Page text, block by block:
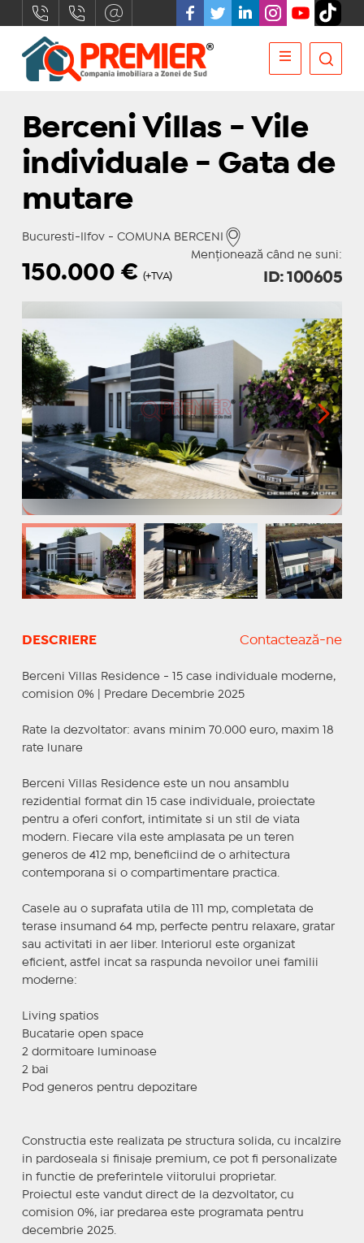
Berceni Villas - Vile
individuale - Gata de
mutare
Bucuresti-Ilfov - COMUNA BERCENI
Menționează când ne suni:
150.000 € (+TVA) ID: 100605
DESCRIERE Contactează-ne
Berceni Villas Residence - 15 case individuale moderne,
comision 0% | Predare Decembrie 2025
Rate la dezvoltator: avans minim 70.000 euro, maxim 18
rate lunare
Berceni Villas Residence este un nou ansamblu
rezidential format din 15 case individuale, proiectate
pentru a oferi confort, intimitate si un stil de viata
modern. Fiecare vila este amplasata pe un teren
generos de 412 mp, beneficiind de o arhitectura
contemporana si o compartimentare practica.
Casele au o suprafata utila de 111 mp, completata de
terase insumand 64 mp, perfecte pentru relaxare, gratar
sau activitati in aer liber. Interiorul este organizat
eficient, astfel incat sa raspunda nevoilor unei familii
moderne:
Living spatios
Bucatarie open space
2 dormitoare luminoase
2 bai
Pod generos pentru depozitare
Constructia este realizata pe structura solida, cu incalzire
in pardoseala si finisaje premium, ce pot fi personalizate
in functie de preferintele viitorului proprietar.
Proiectul este vandut direct de la dezvoltator, cu
comision 0%, iar predarea este programata pentru
decembrie 2025.